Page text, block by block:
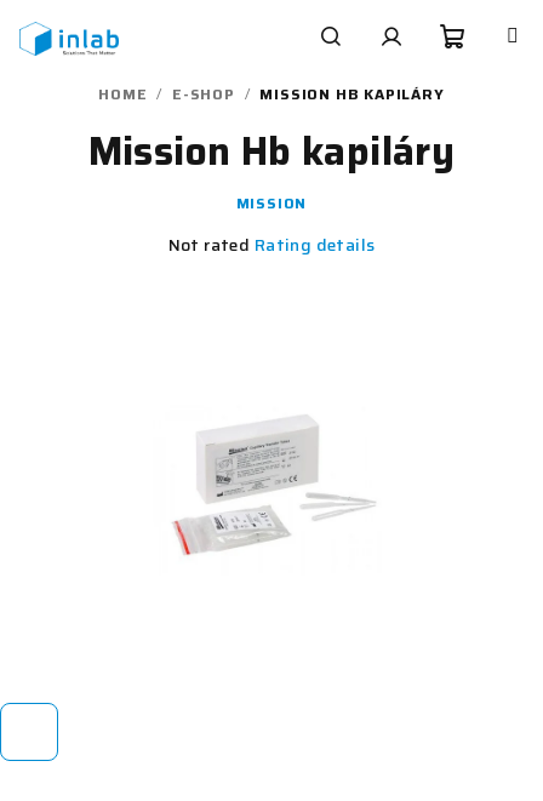
content
cart
HOME / E-SHOP / MISSION HB KAPILÁRY
Mission Hb kapiláry
MISSION
The
Not rated Rating details